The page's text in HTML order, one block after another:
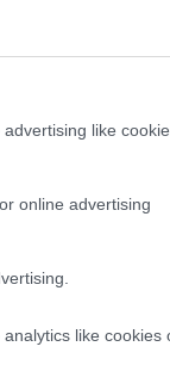
like
online advertising
like cookies